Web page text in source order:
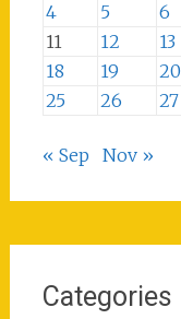
4
5 6
11
12 13
18
19 20
25
26 27
« Sep Nov »
Categories